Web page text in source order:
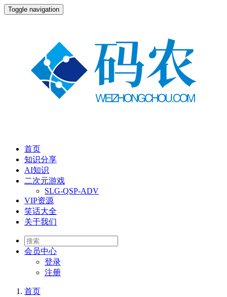
Toggle navigation
首页
知识分享
AI知识
二次元游戏
SLG-QSP-ADV
VIP资源
笑话大全
关于我们
会员中心
登录
注册
首页